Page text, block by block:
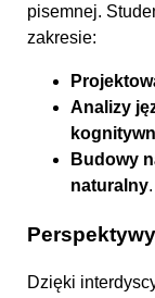
pisemnej.
zakresie:
Analizy
Budowy
naturalny.
Dzięki